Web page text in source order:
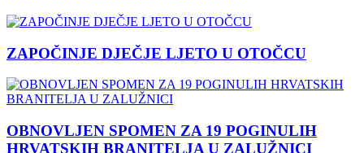
ZAPOČINJE DJEČJE LJETO U OTOČCU
OBNOVLJEN SPOMEN ZA 19 POGINULIH
HRVATSKIH BRANITELJA U ZALUŽNICI